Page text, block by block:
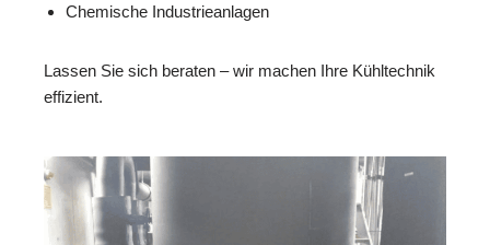
Chemische Industrieanlagen
Lassen Sie sich beraten – wir machen Ihre Kühltechnik
effizient.